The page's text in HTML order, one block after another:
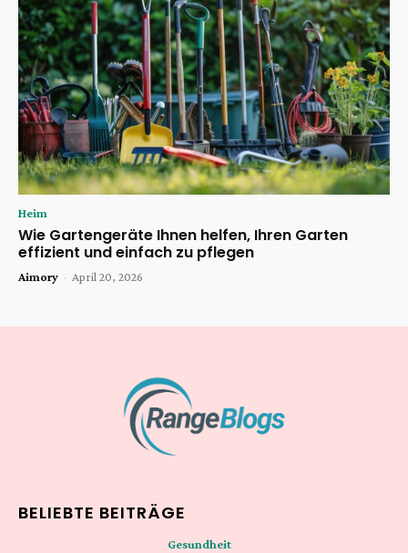
Heim
Wie Gartengeräte Ihnen helfen, Ihren Garten
effizient und einfach zu pflegen
Aimory - April 20, 2026
BELIEBTE BEITRÄGE
Gesundheit